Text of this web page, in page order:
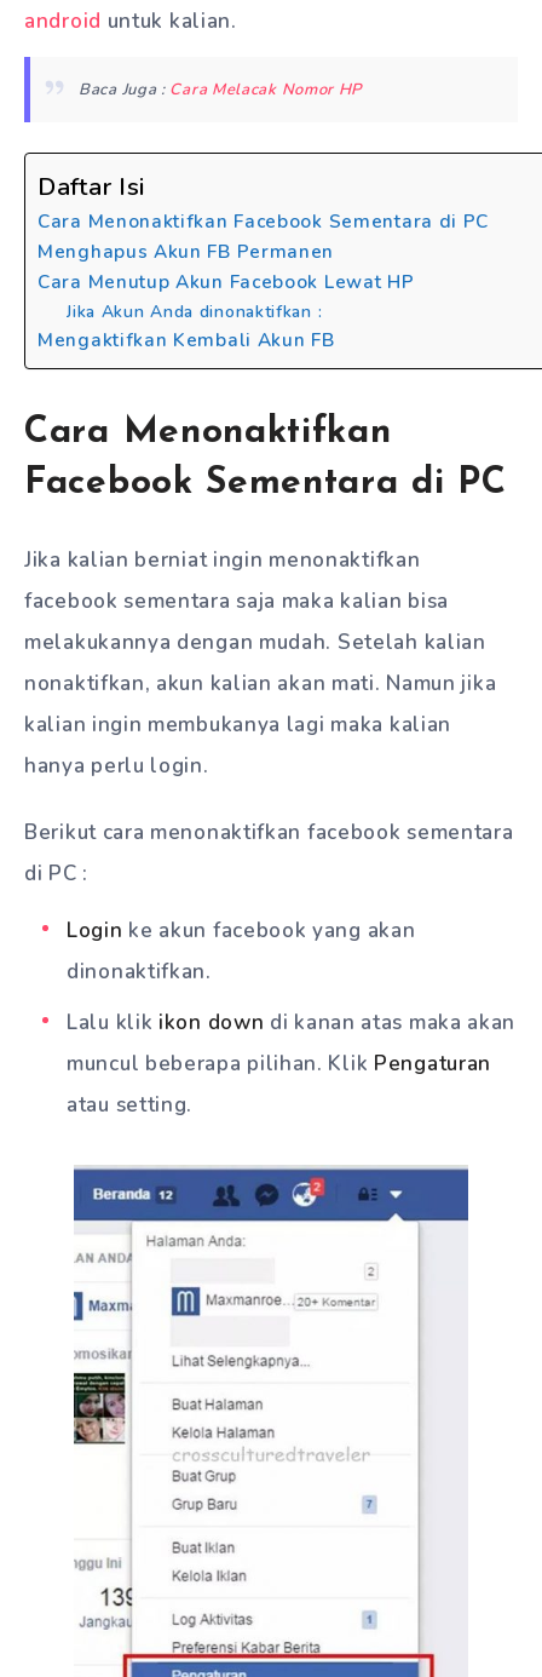
android untuk kalian.
Baca Juga : Cara Melacak Nomor HP
Daftar Isi
Cara Menonaktifkan Facebook Sementara di PC
Menghapus Akun FB Permanen
Cara Menutup Akun Facebook Lewat HP
Jika Akun Anda dinonaktifkan :
Mengaktifkan Kembali Akun FB
Cara Menonaktifkan
Facebook Sementara di PC
Jika kalian berniat ingin menonaktifkan
facebook sementara saja maka kalian bisa
melakukannya dengan mudah. Setelah kalian
nonaktifkan, akun kalian akan mati. Namun jika
kalian ingin membukanya lagi maka kalian
hanya perlu login.
Berikut cara menonaktifkan facebook sementara
di PC :
Login ke akun facebook yang akan
dinonaktifkan.
Lalu klik ikon down di kanan atas maka akan
muncul beberapa pilihan. Klik Pengaturan
atau setting.